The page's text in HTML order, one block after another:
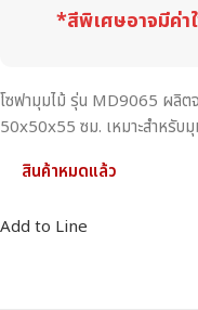
*สีพิเศษอาจมีค่า
โซฟามุมไม้ รุ่น MD9065 ผลิต
50x50x55 ซม. เหมาะสำหรับ
สินค้าหมดแล้ว
Add to Line